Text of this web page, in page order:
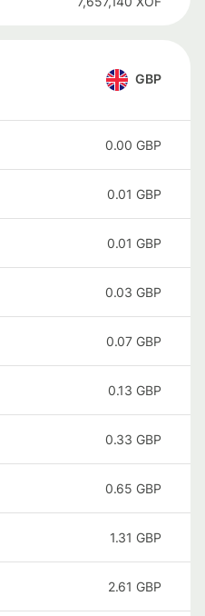
GBP
0.00 GBP
0.01 GBP
0.01 GBP
0.03 GBP
0.07 GBP
0.13 GBP
0.33 GBP
0.65 GBP
1.31 GBP
2.61 GBP